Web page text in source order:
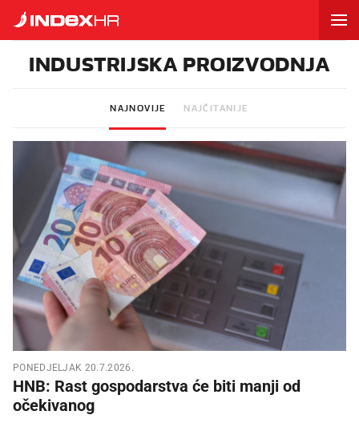
INDUSTRIJSKA PROIZVODNJA
NAJNOVIJE NAJČITANIJE
PONEDJELJAK 20.7.2026.
HNB: Rast gospodarstva će biti manji od
očekivanog